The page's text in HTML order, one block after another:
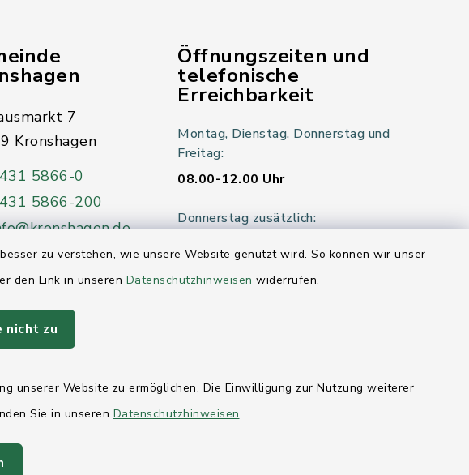
zu verstehen, wie unsere Website genutzt wird. So können wir unser
den Link in unseren Datenschutzhinweisen widerrufen.
nicht zu
unserer Website zu ermöglichen. Die Einwilligung zur Nutzung weiterer
Sie in unseren Datenschutzhinweisen.
7
Kronshagen
5866-0
5866-200
Öffnungszeiten und
telefonische
Erreichbarkeit
Montag, Dienstag, Donnerstag und
Freitag:
08.00-12.00 Uhr
Donnerstag zusätzlich:
Mittwoch:
Behördennummer 115
Schleswig-
Rendsburg-Eckernförde